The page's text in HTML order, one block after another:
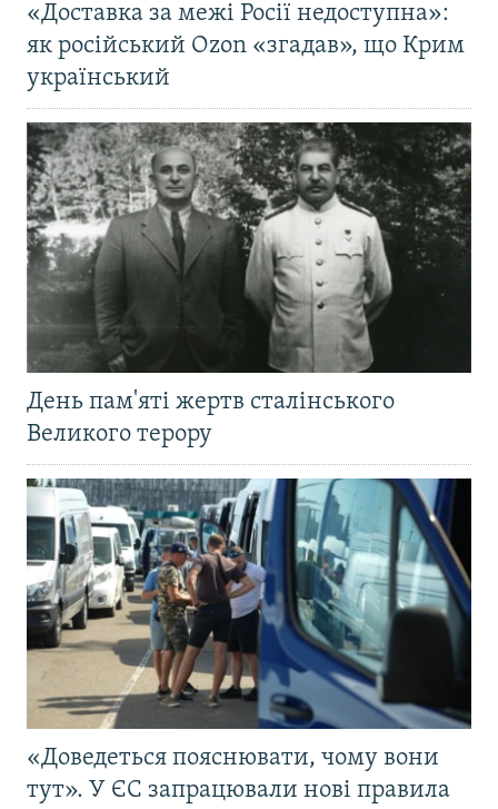
«Доставка за межі Росії недоступна»:
як російський Ozon «згадав», що Крим
український
День пам'яті жертв сталінського
Великого терору
«Доведеться пояснювати, чому вони
тут». У ЄС запрацювали нові правила